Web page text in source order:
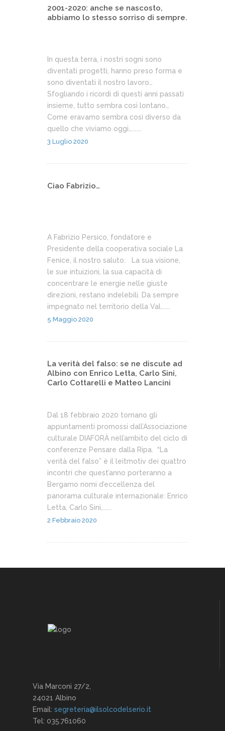
2001-2020: anche se nascosto,
abbiamo lo stesso sorriso di sempre.
In questa terra, i nostri sogni sono
diventati progetti, hanno preso forma e
sono diventati il nostro lavoro…
Sfogliando i ricordi di questi anni passati
insieme, tutto sembra così lontano…
Come eravamo sembra così diverso da
quello che viviamo oggi…......
3 Luglio 2020
Ciao Fabrizio…
A Fabrizio Persico, fondatore e
Presidente della cooperativa sociale La
Fenice, il nostro saluto. La sua visione,
le sue intuizioni, la sua capacità di
concentrare le energie nelle giuste
direzioni, restano indelebili. Da sempre
impegnato nel territorio della Val......
5 Maggio 2020
La verità del falso: se ne discute ad
Albino con Enrico Letta, Carlo Sini,
Carlo Cottarelli e Matteo Lancini
Dal 18 febbraio 2020 tornano gli
appuntamenti promossi dall’Associazione
culturale DIAFORÀ nell’ambito del ciclo di
conferenze Pensare dalla Ripa. “La
verità del falso” è il leitmotiv dei quattro
incontri che quest’anno porteranno a
Bergamo nomi d’eccellenza del
panorama culturale internazionale: Enrico
Letta, Carlo Sini,......
2 Febbraio 2020
Via Marconi 27/2,
24021 Albino
Email: segreteria@ilsolcodelserio.it
Tel: 035.761060